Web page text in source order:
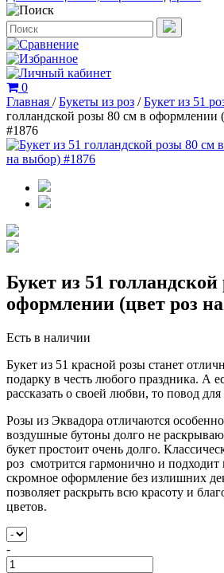
0
Главная /Букеты из роз /Букет из 51
голландской розы 80 см в оформлении
#1876
Букет из 51
оформлении (цвет роз
Есть в наличии
Букет из 51 красной розы станет
подарку в честь любого праздника. А
рассказать о своей любви, то повод
Розы из Эквадора отличаются
воздушные бутоны долго не
букет простоит очень долго.
роз смотрится гармонично и
скромное оформление без излишних
позволяет раскрыть всю красоту и
цветов.
-